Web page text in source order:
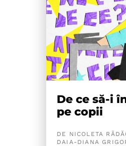
De ce să-i
pe copii
DE NICOLETA
DAIA-DIANA